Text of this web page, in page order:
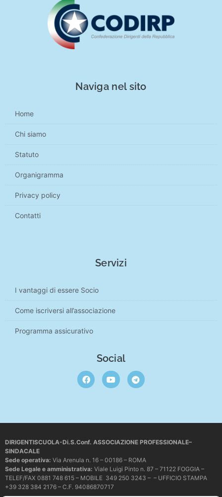
Naviga nel sito
Home
Chi siamo
Statuto
Organigramma
Privacy policy
Contatti
Servizi
I vantaggi di essere Socio
Come iscriversi all’associazione
Programma assicurativo
Social
DIRIGENTISCUOLA-Di.S.Conf. ASSOCIAZIONE PROFESSIONALE–
SINDACALE
Sede operativa: Via Arenula n. 16 – 00186 – ROMA
Sede Legale e amministrativa: Viale Luigi Pinto n. 87 – 71122 FOGGIA –
TELEF/FAX 0881 748 615 – MOBILE 349 250 3243 – – UFFICIO STAMPA
+39 328 384 2176 – C.F. 94086870717